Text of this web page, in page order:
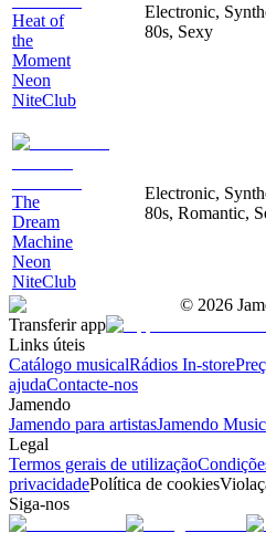
Heat of
the
Moment
Neon
NiteClub
Electronic,
80s, Sexy
The
Dream
Machine
Neon
NiteClub
Electronic,
80s, Romantic,
© 2026
Transferir app
Links úteis
Catálogo musicalRádios In-store
ajudaContacte-nos
Jamendo
Jamendo para artistasJamendo Music
Legal
Termos gerais de utilização
privacidadePolítica de cookies
Siga-nos